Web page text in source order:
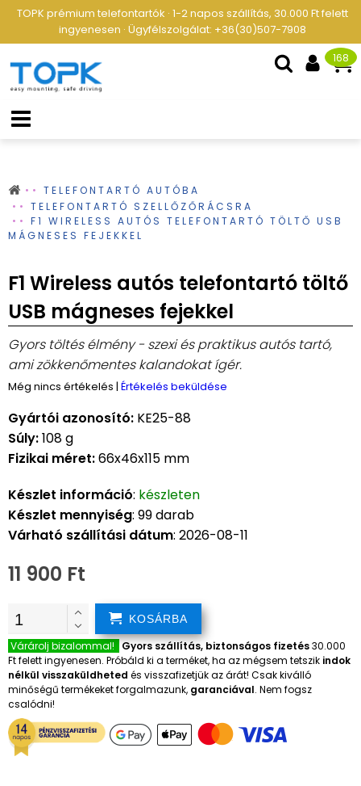
TOPK prémium telefontartók · 1-2 napos szállítás, 30.000 Ft felett
ingyenesen · Ügyfélszolgálat: +36(30)507-7908
168
TELEFONTARTÓ AUTÓBA
TELEFONTARTÓ SZELLŐZŐRÁCSRA
F1 WIRELESS AUTÓS TELEFONTARTÓ TÖLTŐ USB
MÁGNESES FEJEKKEL
F1 Wireless autós telefontartó töltő
USB mágneses fejekkel
Gyors töltés élmény - szexi és praktikus autós tartó,
ami zökkenőmentes kalandokat ígér.
Még nincs értékelés | Értékelés beküldése
Gyártói azonosító: KE25-88
Súly:108 g
Fizikai méret:66x46x115 mm
Készlet információ: készleten
Készlet mennyiség: 99 darab
Várható szállítási dátum: 2026-08-11
11 900 Ft
KOSÁRBA
Várárolj bizalommal! Gyors szállítás, biztonságos fizetés30.000
Ft felett ingyenesen. Próbáld ki a terméket, ha az mégsem tetszik indok
nélkül visszaküldheted és visszafizetjük az árát! Csak kiválló
minőségű termékeket forgalmazunk, garanciával. Nem fogsz
csalódni!